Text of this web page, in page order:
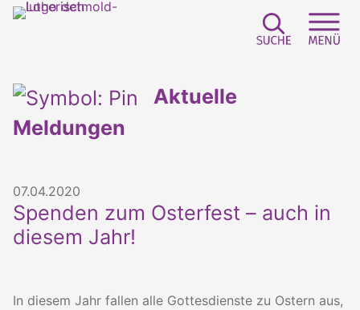
Aktuelle
Meldungen
07.04.2020
Spenden zum Osterfest – auch in
diesem Jahr!
In diesem Jahr fallen alle Gottesdienste zu Ostern aus,